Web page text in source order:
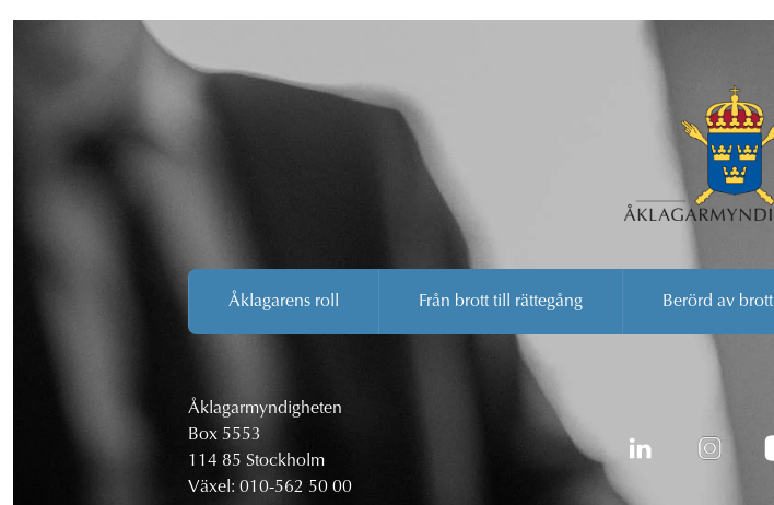
Åklagarens roll Från brott till rättegång Berörd av brott
Åklagarmyndigheten
Box 5553
114 85 Stockholm
Växel: 010-562 50 00